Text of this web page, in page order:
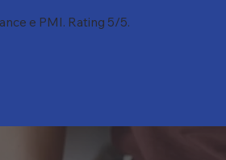
e PMI. Rating 5/5.